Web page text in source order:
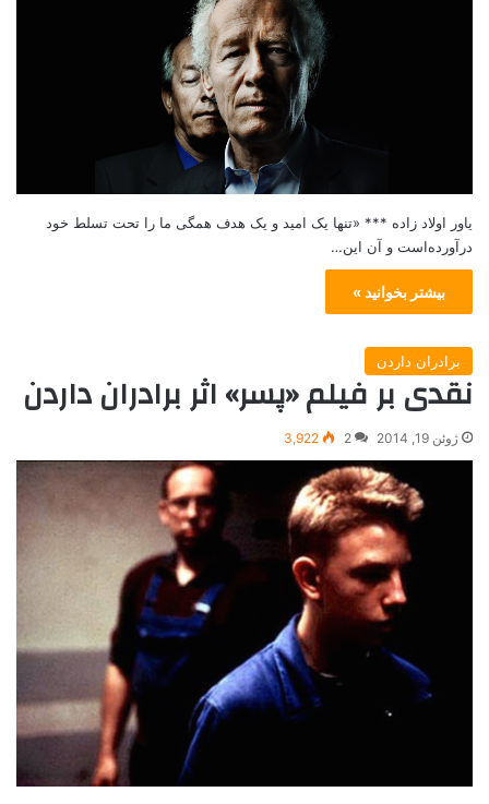
یاور اولاد زاده *** «تنها یک امید و یک هدف همگی ما را تحت تسلط خود
درآورده‌است و آن این…
بیشتر بخوانید »
برادران داردن
نقدی بر فیلم «پسر» اثر برادران داردن
ژوئن 19, 2014 2
3,922